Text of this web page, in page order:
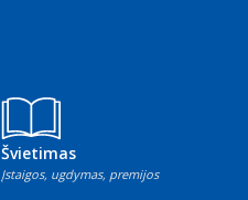
Švietimas
Įstaigos, ugdymas, premijos